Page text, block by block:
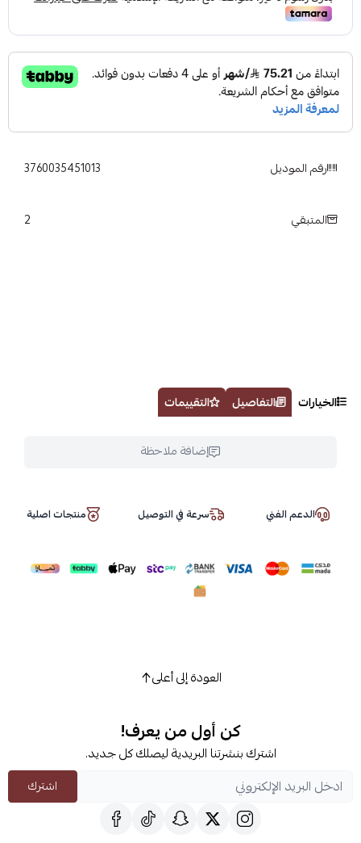
رقم الموديل 3760035451013
المتبقي 2
الخيارات التفاصيل التقييمات
إضافة ملاحظة
الدعم الفني سرعة في التوصيل منتجات اصلية
العودة إلى أعلى
كن أول من يعرف!
اشترك بنشرتنا البريدية ليصلك كل جديد.
اشترك